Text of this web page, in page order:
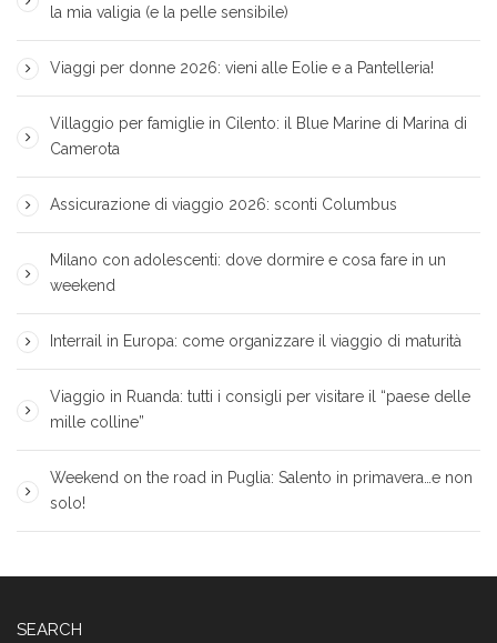
la mia valigia (e la pelle sensibile)
Viaggi per donne 2026: vieni alle Eolie e a Pantelleria!
Villaggio per famiglie in Cilento: il Blue Marine di Marina di
Camerota
Assicurazione di viaggio 2026: sconti Columbus
Milano con adolescenti: dove dormire e cosa fare in un
weekend
Interrail in Europa: come organizzare il viaggio di maturità
Viaggio in Ruanda: tutti i consigli per visitare il “paese delle
mille colline”
Weekend on the road in Puglia: Salento in primavera…e non
solo!
SEARCH